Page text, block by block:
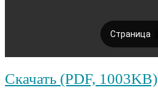
Скачать (PDF, 1003KB)